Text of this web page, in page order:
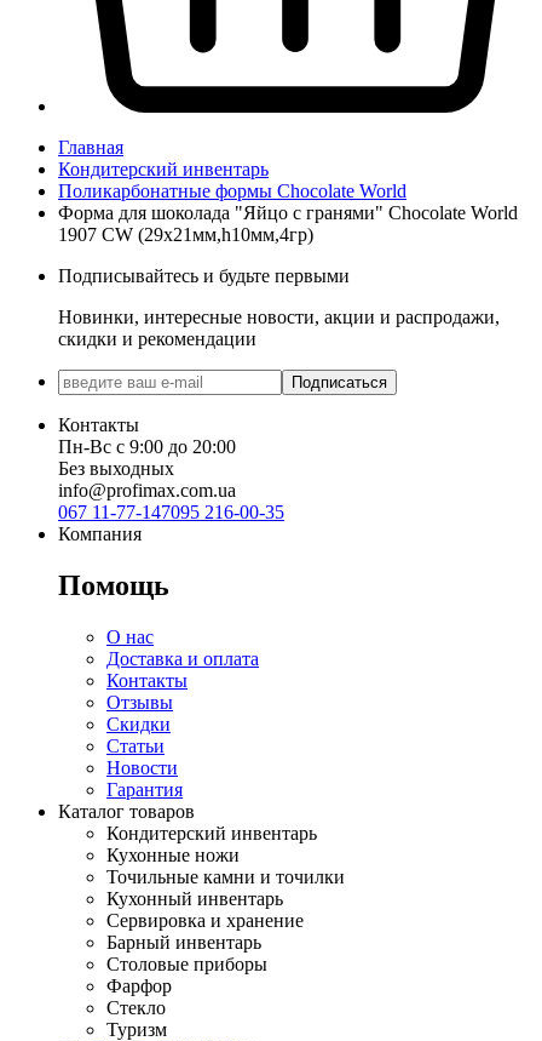
Главная
Кондитерский инвентарь
Поликарбонатные формы Chocolate World
Форма для шоколада "Яйцо с гранями" Chocolate World
1907 CW (29x21мм,h10мм,4гр)
Подписывайтесь и будьте первыми
Новинки, интересные новости, акции и распродажи,
скидки и рекомендации
Подписаться
Контакты
Пн-Вс с 9:00 до 20:00
Без выходных
info@profimax.com.ua
067 11-77-147095 216-00-35
Компания
Помощь
О нас
Доставка и оплата
Контакты
Отзывы
Скидки
Статьи
Новости
Гарантия
Каталог товаров
Кондитерский инвентарь
Кухонные ножи
Точильные камни и точилки
Кухонный инвентарь
Сервировка и хранение
Барный инвентарь
Столовые приборы
Фарфор
Стекло
Туризм